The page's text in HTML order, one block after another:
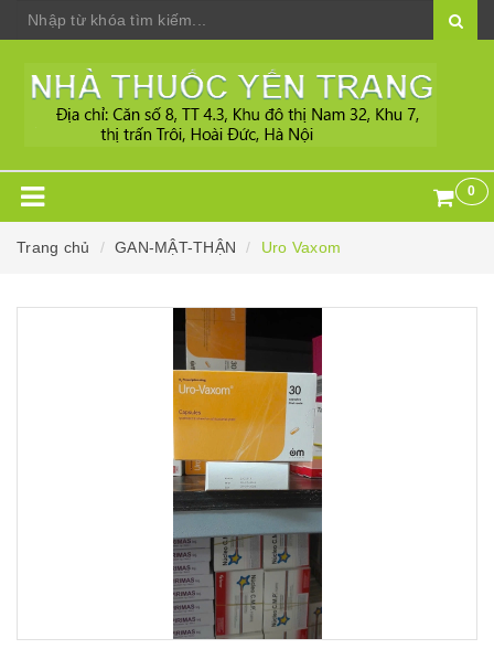
0
Trang chủ GAN-MẬT-THẬN Uro Vaxom